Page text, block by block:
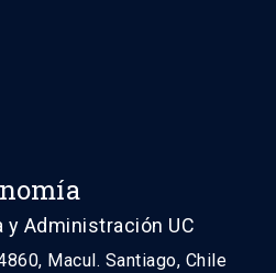
y Administración UC
Macul. Santiago, Chile